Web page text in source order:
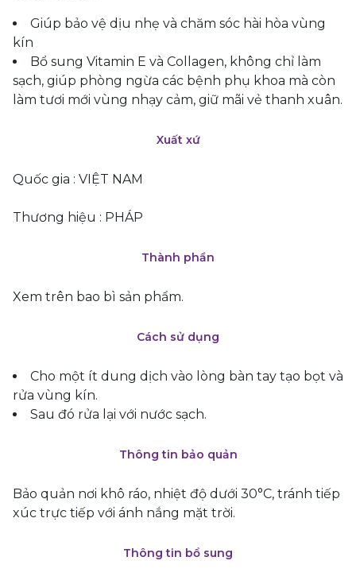
Giúp bảo vệ dịu nhẹ và chăm sóc hài hòa vùng
kín
Bổ sung Vitamin E và Collagen, không chỉ làm
sạch, giúp phòng ngừa các bệnh phụ khoa mà còn
làm tươi mới vùng nhạy cảm, giữ mãi vẻ thanh xuân.
Xuất xứ
Quốc gia : VIỆT NAM
Thương hiệu : PHÁP
Thành phần
Xem trên bao bì sản phẩm.
Cách sử dụng
Cho một ít dung dịch vào lòng bàn tay tạo bọt và
rửa vùng kín.
Sau đó rửa lại với nước sạch.
Thông tin bảo quản
Bảo quản nơi khô ráo, nhiệt độ dưới 30°C, tránh tiếp
xúc trực tiếp với ánh nắng mặt trời.
Thông tin bổ sung